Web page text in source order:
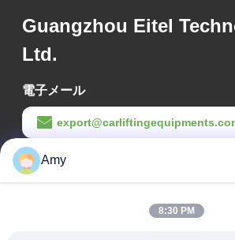
Guangzhou Eitel
Ltd.
電子メール
作業時間
09:00-18:00
Amy
8:30 PM